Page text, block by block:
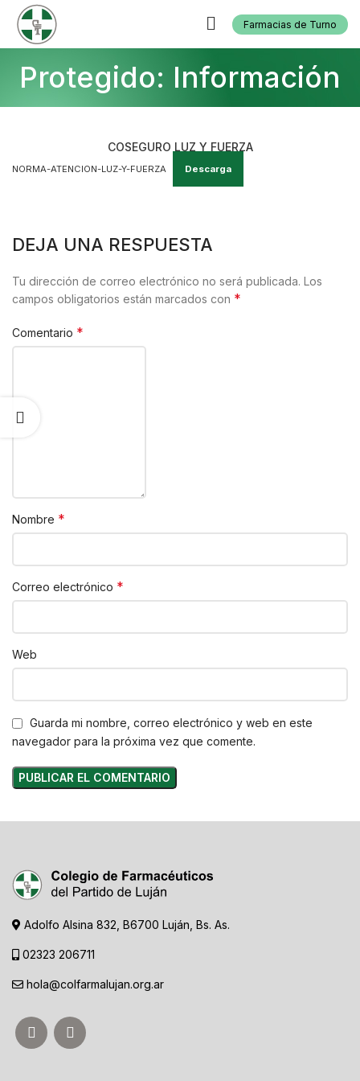
Farmacias de Turno
Protegido: Información
COSEGURO LUZ Y FUERZA
NORMA-ATENCION-LUZ-Y-FUERZA Descarga
DEJA UNA RESPUESTA
Tu dirección de correo electrónico no será publicada. Los
campos obligatorios están marcados con *
Comentario *
Nombre *
Correo electrónico *
Web
Guarda mi nombre, correo electrónico y web en este
navegador para la próxima vez que comente.
Adolfo Alsina 832, B6700 Luján, Bs. As.
02323 206711
hola@colfarmalujan.org.ar